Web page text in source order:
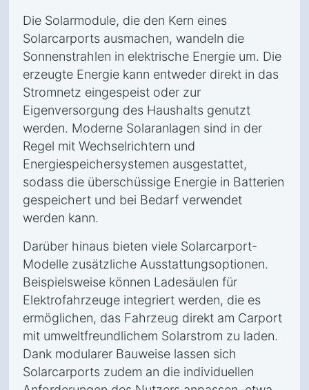
Die Solarmodule, die den Kern eines
Solarcarports ausmachen, wandeln die
Sonnenstrahlen in elektrische Energie um. Die
erzeugte Energie kann entweder direkt in das
Stromnetz eingespeist oder zur
Eigenversorgung des Haushalts genutzt
werden. Moderne Solaranlagen sind in der
Regel mit Wechselrichtern und
Energiespeichersystemen ausgestattet,
sodass die überschüssige Energie in Batterien
gespeichert und bei Bedarf verwendet
werden kann.
Darüber hinaus bieten viele Solarcarport-
Modelle zusätzliche Ausstattungsoptionen.
Beispielsweise können Ladesäulen für
Elektrofahrzeuge integriert werden, die es
ermöglichen, das Fahrzeug direkt am Carport
mit umweltfreundlichem Solarstrom zu laden.
Dank modularer Bauweise lassen sich
Solarcarports zudem an die individuellen